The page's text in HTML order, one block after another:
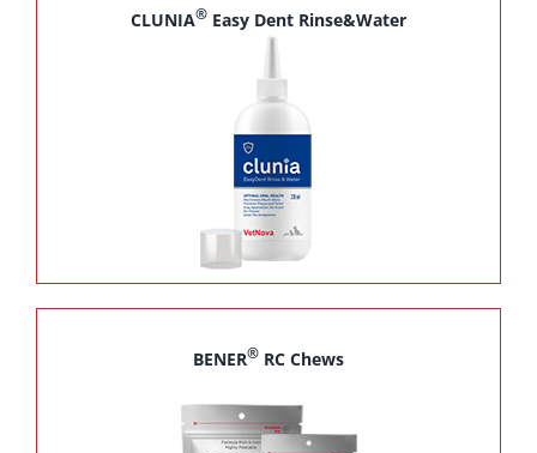
CLUNIA® Easy Dent Rinse&Water
BENER® RC Chews